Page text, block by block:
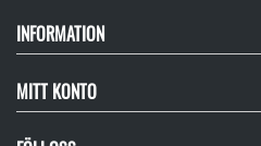
INFORMATION
MITT KONTO